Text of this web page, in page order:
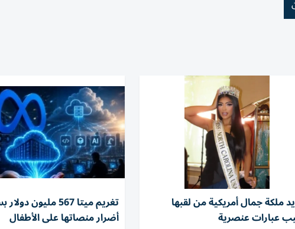
ملكة جمال أمريكية من لقبها
عبارات عنصرية
تغريم ميتا 567 مليون
أضرار منصاتها على الأطفال